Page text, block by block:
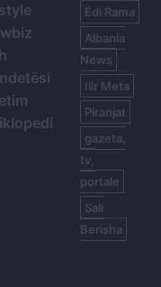
Edi Rama
Albania
News
Ilir Meta
Piranjat
gazeta,
tv,
portale
Sali
Berisha